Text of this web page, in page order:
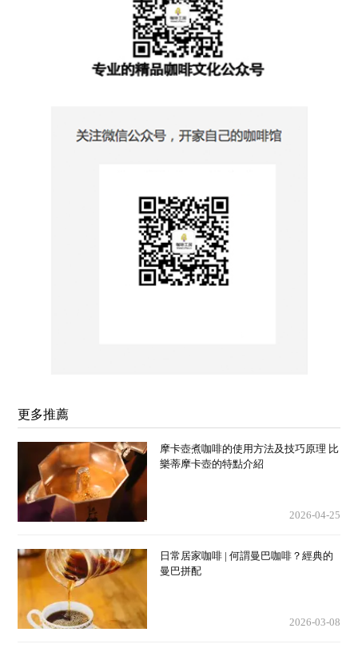
更多推薦
摩卡壺煮咖啡的使用方法及技巧原理 比
樂蒂摩卡壺的特點介紹
2026-04-25
日常居家咖啡 | 何謂曼巴咖啡？經典的
曼巴拼配
2026-03-08